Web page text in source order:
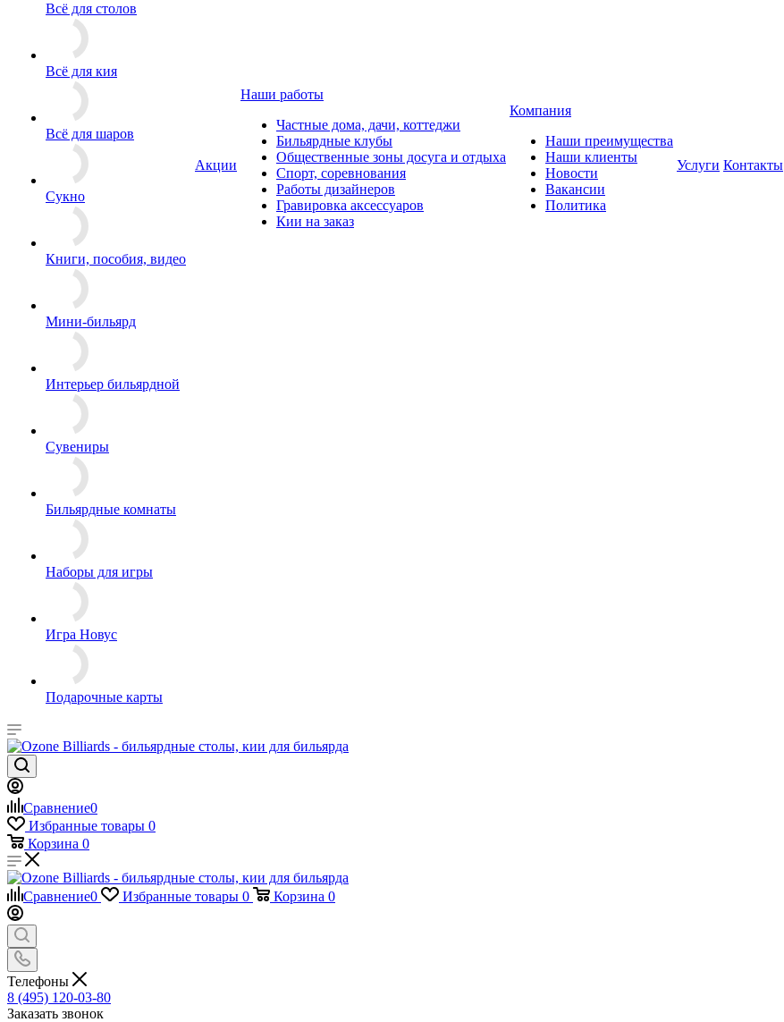
Всё для столов
Всё для кия
Всё для шаров
Сукно
Книги, пособия, видео
Мини-бильярд
Интерьер бильярдной
Сувениры
Бильярдные комнаты
Наборы для игры
Игра Новус
Подарочные карты
Акции
Наши работы
Частные дома, дачи, коттеджи
Бильярдные клубы
Общественные зоны досуга и отдыха
Спорт, соревнования
Работы дизайнеров
Гравировка аксессуаров
Кии на заказ
Компания
Наши преимущества
Наши клиенты
Новости
Вакансии
Политика
Услуги Контакты
Сравнение0
Избранные товары 0
Корзина 0
Сравнение0 Избранные товары 0 Корзина 0
Телефоны
8 (495) 120-03-80
Заказать звонок